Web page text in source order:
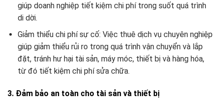
giúp doanh nghiệp tiết kiệm chi phí trong suốt quá trình
di dời.
Giảm thiểu chi phí sự cố: Việc thuê dịch vụ chuyên nghiệp
giúp giảm thiểu rủi ro trong quá trình vận chuyển và lắp
đặt, tránh hư hại tài sản, máy móc, thiết bị và hàng hóa,
từ đó tiết kiệm chi phí sửa chữa.
3. Đảm bảo an toàn cho tài sản và thiết bị